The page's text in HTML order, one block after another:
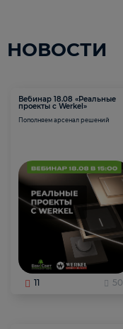
НОВОСТИ
Вебинар 18.08 «Реальные
проекты с Werkel»
Пополняем арсенал решений
11 50